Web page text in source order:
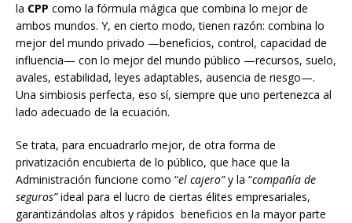
la CPP como la fórmula mágica que combina lo mejor de
ambos mundos. Y, en cierto modo, tienen razón: combina lo
mejor del mundo privado —beneficios, control, capacidad de
influencia— con lo mejor del mundo público —recursos, suelo,
avales, estabilidad, leyes adaptables, ausencia de riesgo—.
Una simbiosis perfecta, eso sí, siempre que uno pertenezca al
lado adecuado de la ecuación.
Se trata, para encuadrarlo mejor, de otra forma de
privatización encubierta de lo público, que hace que la
Administración funcione como “el cajero”y la “compañía de
seguros”ideal para el lucro de ciertas élites empresariales,
garantizándolas altos y rápidos beneficios en la mayor parte